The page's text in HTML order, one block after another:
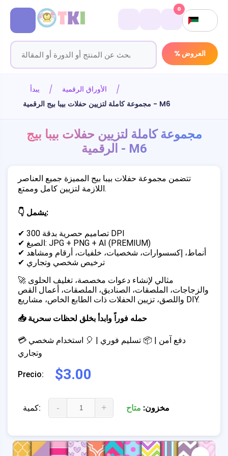
% العروض
0
يبدأ
الأوراق الرقمية
مجموعة كاملة لتزيين حفلات بيبا بيج الرقمية - M6
مجموعة كاملة لتزيين حفلات بيبا بيج
الرقمية - M6
تتضمن مجموعة حفلات بيبا بيج المميزة جميع العناصر
اللازمة لتزيين كامل وممتع.
👇 يشمل:
✔ تصاميم حصرية بدقة 300 DPI
✔ الصيغ: JPG + PNG + AI (PREMIUM)
✔ أنماط، إكسسوارات، شخصيات، خلفيات، أرقام ومشاهد
✔ ترخيص شخصي وتجاري
🚀 مثالي لإنشاء دعوات مخصصة، تغليف الحلوى
والزجاجات، الملصقات، الصناديق، الملصقات، أعمال القص
واللصق، تزيين الحفلات ذات الطابع الخاص، مشاريع DIY.
📥 حمله فوراً وابدأ بخلق لحظات سحرية
💳 دفع آمن | 📦 تسليم فوري | 🎈 استخدام شخصي
وتجاري
Precio: $3.00
كمية: - + مخزون: متاح